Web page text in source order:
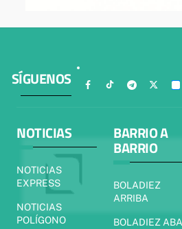
SÍGUENOS
NOTICIAS
NOTICIAS
EXPRESS
NOTICIAS
POLÍGONO
BARRIO A
BARRIO
BOLADIEZ
ARRIBA
BOLADIEZ